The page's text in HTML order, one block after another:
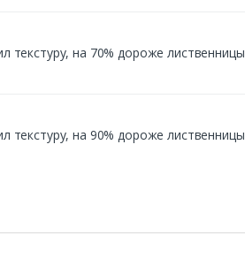
текстуру, на 70% дороже лиственницы
текстуру, на 90% дороже лиственницы